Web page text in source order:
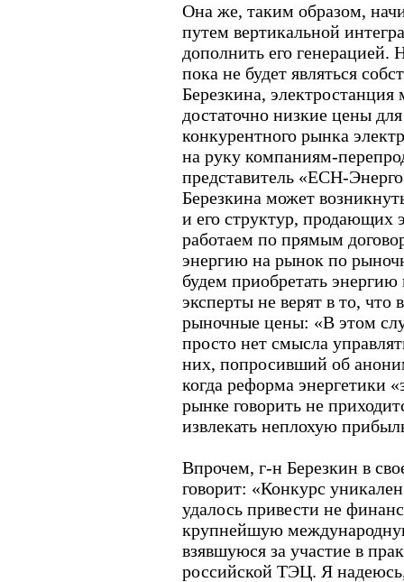
Она же, таким образом,
путем вертикальной
дополнить его
пока не будет являться
Березкина,
достаточно низкие цены
конкурентного рынка
на руку компаниям-
представитель «ЕСН-
Березкина может
и его структур,
работаем по прямым
энергию на рынок по
будем приобретать
эксперты не верят в то,
рыночные цены: «В этом
просто нет смысла
них, попросивший об
когда реформа энергетики
рынке говорить не
извлекать неплохую
Впрочем, г-н Березкин в
говорит: «Конкурс
удалось привести не
крупнейшую
взявшуюся за участие в
российской ТЭЦ. Я